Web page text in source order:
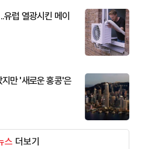
럽 열광시킨 메이
만 '새로운 홍콩'은
스 더보기